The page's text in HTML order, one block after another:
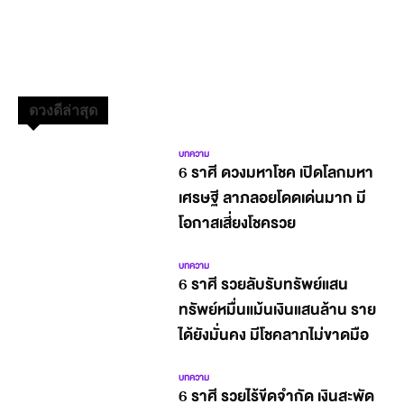
ดวงดีล่าสุด
บทความ
6 ราศี ดวงมหาโชค เปิดโลกมหา
เศรษฐี ลาภลอยโดดเด่นมาก มี
โอกาสเสี่ยงโชครวย
บทความ
6 ราศี รวยลับรับทรัพย์แสน
ทรัพย์หมื่นแม้นเงินแสนล้าน ราย
ได้ยังมั่นคง มีโชคลาภไม่ขาดมือ
บทความ
6 ราศี รวยไร้ขีดจำกัด เงินสะพัด